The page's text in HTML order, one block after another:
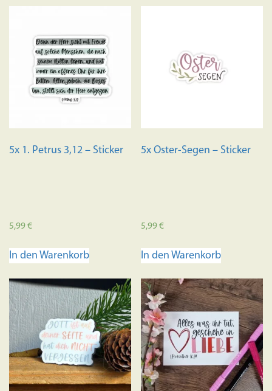
5x 1. Petrus 3,12 – Sticker
5,99€
In den Warenkorb
5x Oster-Segen – Sticker
5,99€
In den Warenkorb